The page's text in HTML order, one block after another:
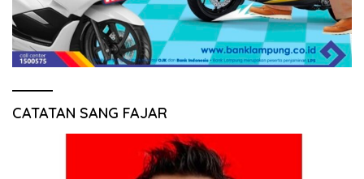
CATATAN SANG FAJAR